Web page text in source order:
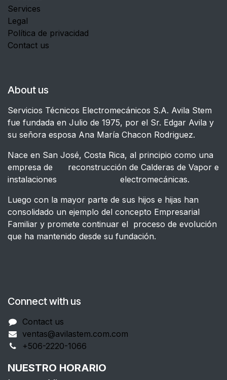
Services
Legal
Política de privacidad
Contact us
About us
Servicios Técnicos Electromecánicos S.A. Avila Stem
fue fundada en Julio de 1975, por el Sr. Edgar Avila y
su señora esposa Ana María Chacon Rodriguez.
Nace en San José, Costa Rica, al principio como una
empresa de reconstrucción de Calderas de Vapor e
instalaciones electromecánicas.
Luego con la mayor parte de sus hijos e hijas han
consolidado un ejemplo del concepto Empresarial
Familiar y promete continuar el proceso de evolución
que ha mantenido desde su fundación.
Connect with us
Contact us
ventas@avilastem.com.com
+506-2220-1066
NUESTRO HORARIO